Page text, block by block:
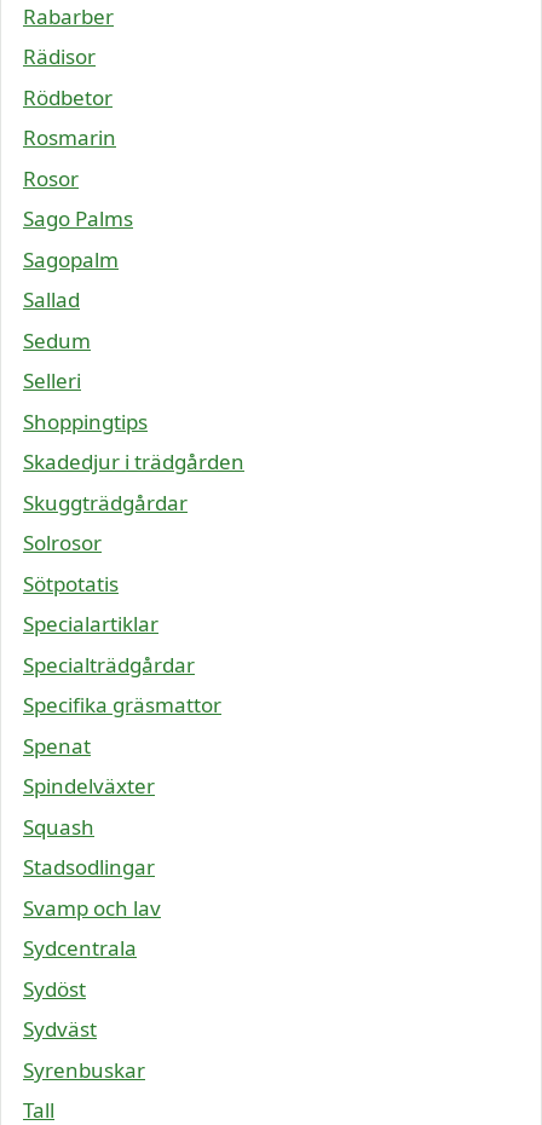
Rabarber
Rädisor
Rödbetor
Rosmarin
Rosor
Sago Palms
Sagopalm
Sallad
Sedum
Selleri
Shoppingtips
Skadedjur i trädgården
Skuggträdgårdar
Solrosor
Sötpotatis
Specialartiklar
Specialträdgårdar
Specifika gräsmattor
Spenat
Spindelväxter
Squash
Stadsodlingar
Svamp och lav
Sydcentrala
Sydöst
Sydväst
Syrenbuskar
Tall